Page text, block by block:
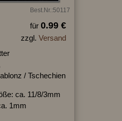
Best.Nr.:50117
für 0.99 €
zzgl. Versand
/ Tschechien
ca. 11/8/3mm
1mm